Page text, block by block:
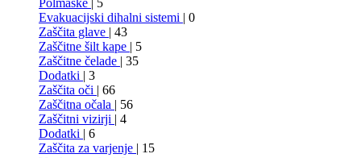
Polmaske | 5
Evakuacijski dihalni sistemi | 0
Zaščita glave | 43
Zaščitne šilt kape | 5
Zaščitne čelade | 35
Dodatki | 3
Zaščita oči | 66
Zaščitna očala | 56
Zaščitni vizirji | 4
Dodatki | 6
Zaščita za varjenje | 15